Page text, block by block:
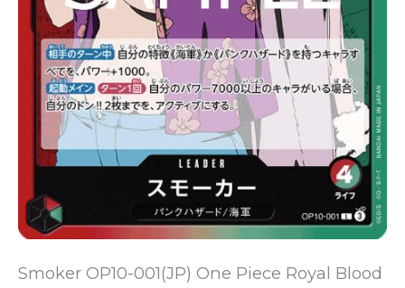
Smoker OP10-001(JP) One Piece Royal Blood